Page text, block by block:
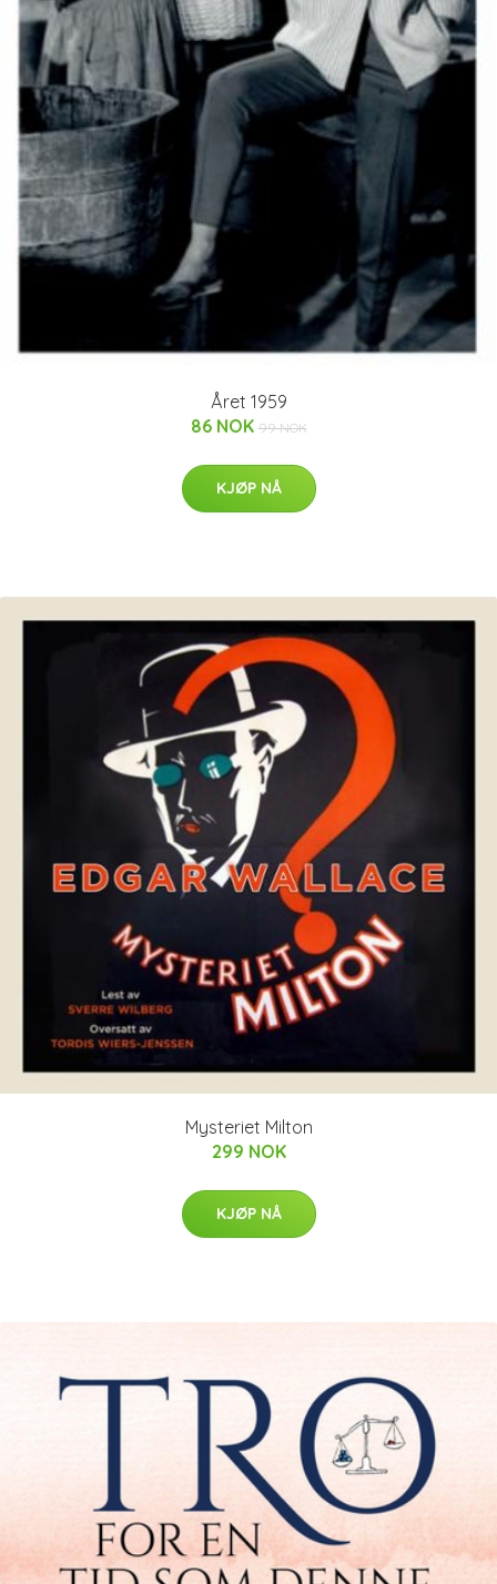
Året 1959
86 NOK 99 NOK
KJØP NÅ
Mysteriet Milton
299 NOK
KJØP NÅ